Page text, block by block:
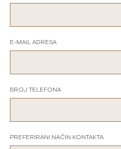
E-MAIL ADRESA
BROJ TELEFONA
PREFERIRANI NAČIN KONTAKTA